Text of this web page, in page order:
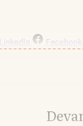
LinkedIn Facebook